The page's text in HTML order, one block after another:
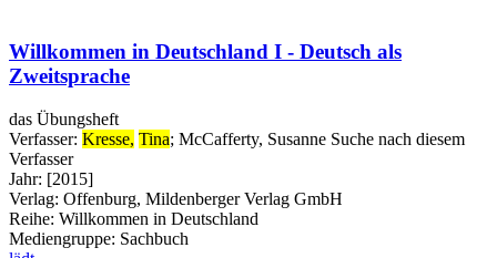
Willkommen in Deutschland I - Deutsch als
Zweitsprache
das Übungsheft
Verfasser: Kresse, Tina; McCafferty, Susanne Suche nach diesem
Verfasser
Jahr: [2015]
Verlag: Offenburg, Mildenberger Verlag GmbH
Reihe: Willkommen in Deutschland
Mediengruppe: Sachbuch